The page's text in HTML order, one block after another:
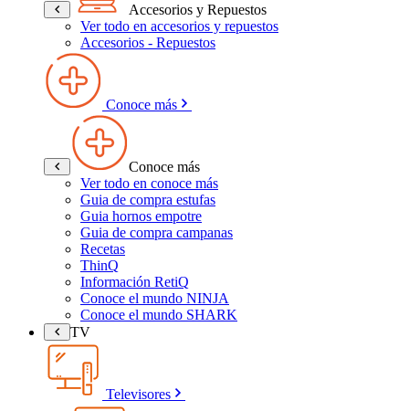
Accesorios y Repuestos
Ver todo en accesorios y repuestos
Accesorios - Repuestos
Conoce más
Conoce más
Ver todo en conoce más
Guia de compra estufas
Guia hornos empotre
Guia de compra campanas
Recetas
ThinQ
Información RetiQ
Conoce el mundo NINJA
Conoce el mundo SHARK
TV
Televisores